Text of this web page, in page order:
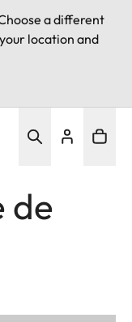
a different
location and
de